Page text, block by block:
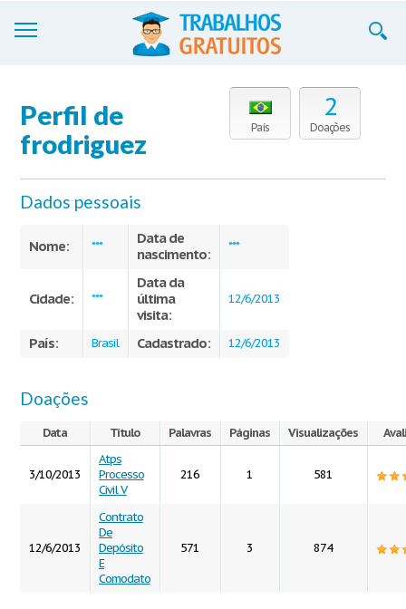
Cadastre-se
Blog
Contate-nos
País
2
Doações
Perfil de
frodriguez
Dados pessoais
Nome: ***
Data de
nascimento:
***
Cidade: ***
Data da
última
visita:
12/6/2013
País: Brasil Cadastrado: 12/6/2013
Doações
Data Título Palavras Páginas Visualizações
3/10/2013
Atps
Processo
Civil V
216 1 581
12/6/2013
Contrato
De
Depósito
E
Comodato
571 3 874